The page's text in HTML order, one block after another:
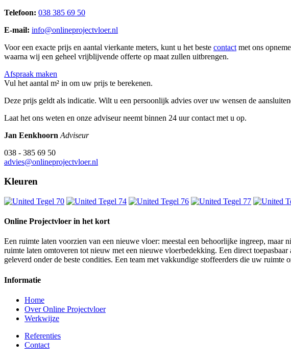
Telefoon: 038 385 69 50
E-mail: info@onlineprojectvloer.nl
Voor een exacte prijs en aantal vierkante meters, kunt u het beste contact met ons
waarna wij een geheel vrijblijvende offerte op maat zullen uitbrengen.
Afspraak maken
Vul het aantal m² in om uw prijs te berekenen.
Deze prijs geldt als indicatie. Wilt u een persoonlijk advies over uw wensen de
Laat het ons weten en onze adviseur neemt binnen 24 uur contact met u op.
Jan Eenkhoorn Adviseur
038 - 385 69 50
advies@onlineprojectvloer.nl
Kleuren
Online Projectvloer in het kort
Een ruimte laten voorzien van een nieuwe vloer: meestal een behoorlijke ingreep,
ruimte laten omtoveren tot nieuw met een nieuwe vloerbedekking. Een direct
geleverd onder de beste condities. Een team met vakkundige stoffeerders die uw ruimte
Informatie
Home
Over Online Projectvloer
Werkwijze
Referenties
Contact